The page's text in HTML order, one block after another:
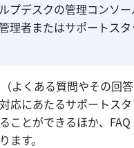
プデスクの管理コンソ
理者またはサポートス
よくある質問やその回
応にあたるサポートス
ことができるほか、FAQ
ます。